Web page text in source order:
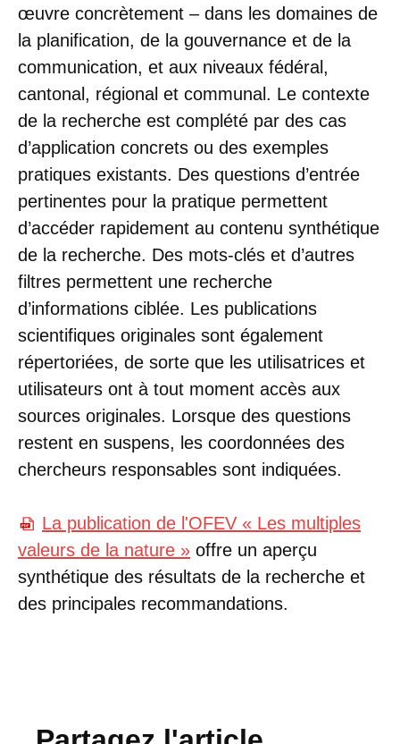
œuvre concrètement – dans les domaines de
la planification, de la gouvernance et de la
communication, et aux niveaux fédéral,
cantonal, régional et communal. Le contexte
de la recherche est complété par des cas
d’application concrets ou des exemples
pratiques existants. Des questions d’entrée
pertinentes pour la pratique permettent
d’accéder rapidement au contenu synthétique
de la recherche. Des mots-clés et d’autres
filtres permettent une recherche
d’informations ciblée. Les publications
scientifiques originales sont également
répertoriées, de sorte que les utilisatrices et
utilisateurs ont à tout moment accès aux
sources originales. Lorsque des questions
restent en suspens, les coordonnées des
chercheurs responsables sont indiquées.
La publication de l'OFEV « Les multiples
valeurs de la nature » offre un aperçu
synthétique des résultats de la recherche et
des principales recommandations.